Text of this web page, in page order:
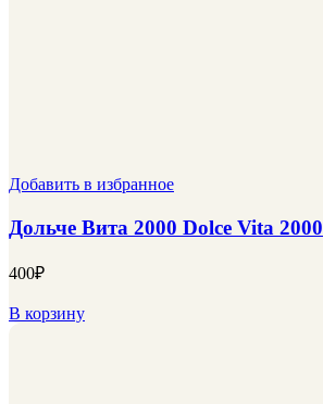
Добавить в избранное
Дольче Вита 2000 Dolce Vita 2000
400₽
В корзину